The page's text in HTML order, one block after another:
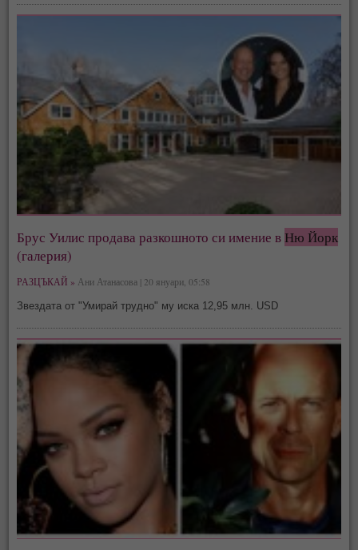
Брус Уилис продава разкошното си имение в Ню Йорк
(галерия)
РАЗЦЪКАЙ » Ани Атанасова | 20 януари, 05:58
Звездата от "Умирай трудно" му иска 12,95 млн. USD